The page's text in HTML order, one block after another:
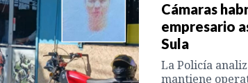
Cámaras
empresario
Sula
La Policía
mantiene